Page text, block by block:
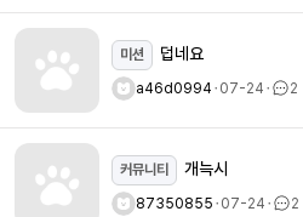
미션 덥네요
a46d0994ㆍ07-24ㆍ 2
커뮤니티 개늑시
87350855ㆍ07-24ㆍ 2